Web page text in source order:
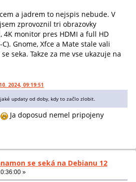
a jadrem to nejspis nebude. V
zprovoznil tri obrazovky
4K monitor pres HDMI a full HD
Gnome, Xfce a Mate stale vali
seka. Takze za me vse ukazuje na
2024, 09:19:51
updaty od doby, kdy to začlo zlobit.
Ja doposud nemel pripojeny
se seká na Debianu 12
»